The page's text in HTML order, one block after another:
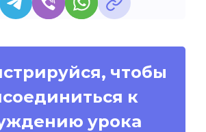
чтобы
к
урока